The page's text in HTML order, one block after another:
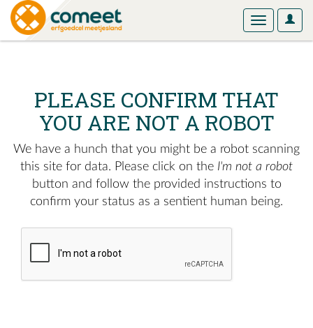
User
Toggle
PLEASE CONFIRM THAT
YOU ARE NOT A ROBOT
We have a hunch that you might be a robot scanning
this site for data. Please click on the I'm not a robot
button and follow the provided instructions to
confirm your status as a sentient human being.